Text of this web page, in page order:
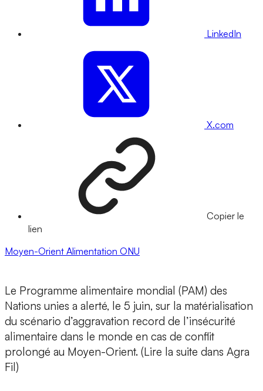
LinkedIn
X.com
Copier le
lien
Moyen-Orient Alimentation ONU
Le Programme alimentaire mondial (PAM) des
Nations unies a alerté, le 5 juin, sur la matérialisation
du scénario d’aggravation record de l’insécurité
alimentaire dans le monde en cas de conflit
prolongé au Moyen-Orient. (Lire la suite dans Agra
Fil)